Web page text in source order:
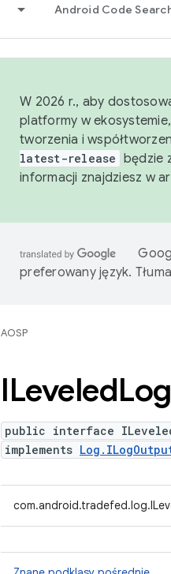
Android Code
W 2026 r., aby
platformy w
tworzenia i
latest-release będzie
informacji znajdziesz w
preferowany język.
AOSP
ILeveledLog
public interface
implements